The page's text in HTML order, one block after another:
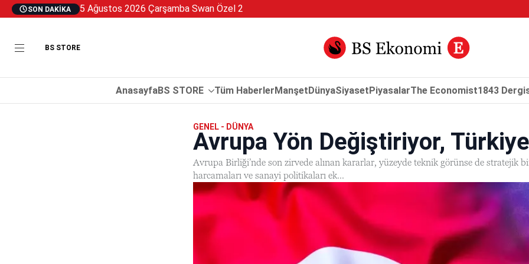
SON DAKIKA 5 Ağustos 2026 Çarşamba Swan Özel 2
BS STORE
AnasayfaBS STORE Tüm HaberlerManşetDünyaSiyasetPiyasalarThe Economist1843
GENEL - DÜNYA
Avrupa Yön Değiştiriyor,
Avrupa Birliği’nde son zirvede alınan kararlar, yüzeyde teknik görünse de
harcamaları ve sanayi politikaları ek...